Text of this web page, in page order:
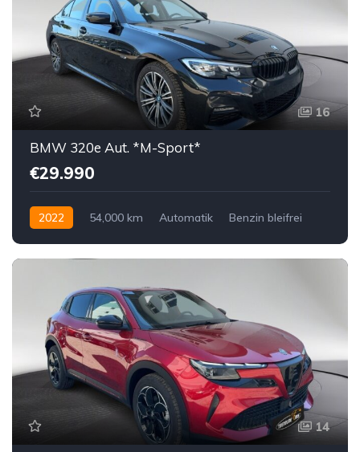
16
BMW 320e Aut. *M-Sport*
€29.990
2022 54,000 km Automatik
Benzin bleifrei
14